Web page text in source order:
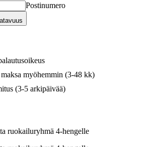
Postinumero
myöhemmin (3-48 kk)
(3-5 arkipäivää)
ruokailuryhmä 4-hengelle